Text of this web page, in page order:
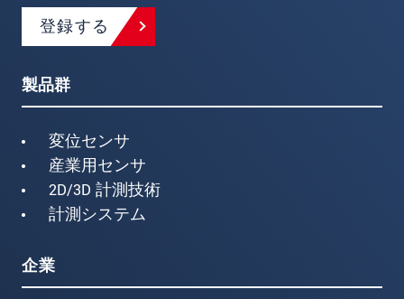
登録する
製品群
変位センサ
産業用センサ
2D/3D 計測技術
計測システム
企業